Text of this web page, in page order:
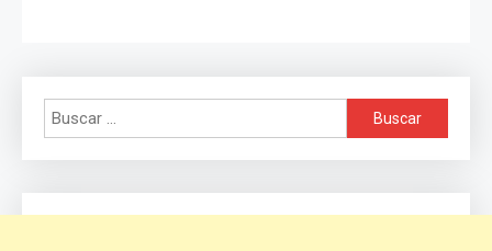
Buscar: